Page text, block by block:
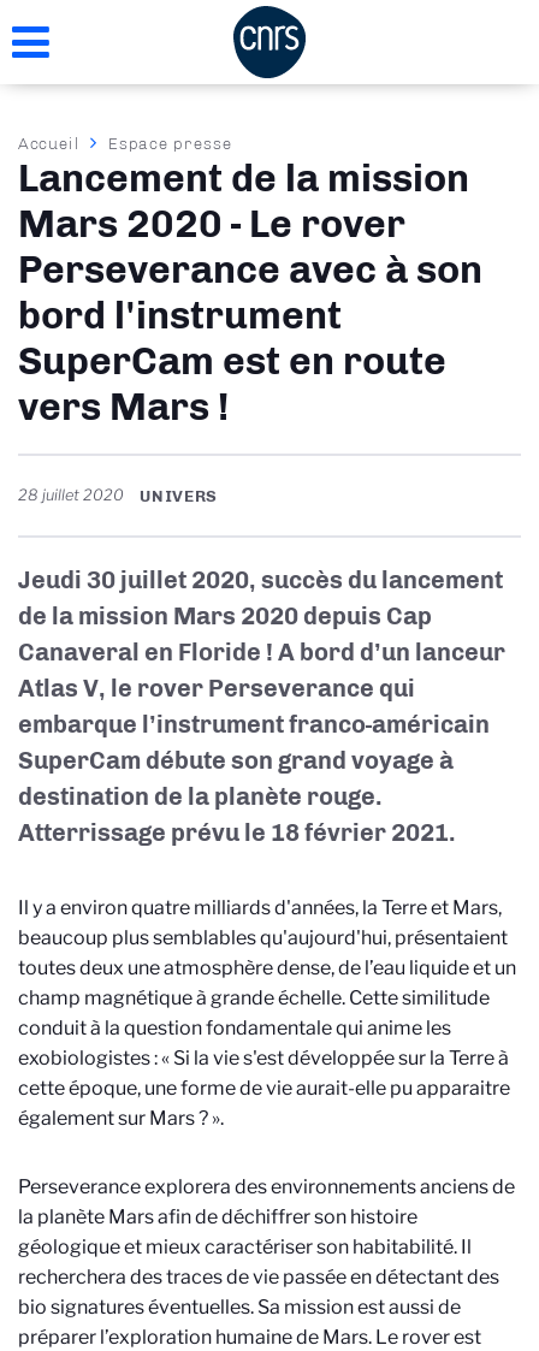
au
Fil
d'Ariane
Accueil Espace presse
Lancement de la mission
Mars 2020 - Le rover
Perseverance avec à son
bord l'instrument
SuperCam est en route
vers Mars !
28 juillet 2020 UNIVERS
Jeudi 30 juillet 2020, succès du lancement
de la mission Mars 2020 depuis Cap
Canaveral en Floride ! A bord d’un lanceur
Atlas V, le rover Perseverance qui
embarque l’instrument franco-américain
SuperCam débute son grand voyage à
destination de la planète rouge.
Atterrissage prévu le 18 février 2021.
Il y a environ quatre milliards d'années, la Terre et Mars,
beaucoup plus semblables qu'aujourd'hui, présentaient
toutes deux une atmosphère dense, de l’eau liquide et un
champ magnétique à grande échelle. Cette similitude
conduit à la question fondamentale qui anime les
exobiologistes : « Si la vie s'est développée sur la Terre à
cette époque, une forme de vie aurait-elle pu apparaitre
également sur Mars ? ».
Perseverance explorera des environnements anciens de
la planète Mars afin de déchiffrer son histoire
géologique et mieux caractériser son habitabilité. Il
recherchera des traces de vie passée en détectant des
bio signatures éventuelles. Sa mission est aussi de
préparer l’exploration humaine de Mars. Le rover est